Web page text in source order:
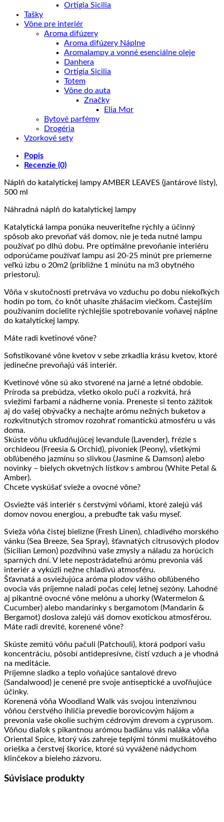
Ortigia Sicilia
Tašky
Vône pre interiér
Aroma difúzery
Aroma difúzery Náplne
Aromalampy a vonné esenciálne oleje
Danhera
Ortigia Sicilia
Totem
Vône do auta
Značky
Elia Mor
Bytové parfémy
Drogéria
Vzorkové sety
Popis
Recenzie (0)
Náplň do katalytickej lampy AMBER LEAVES (jantárové listy),
500 ml
Náhradná náplň do katalytickej lampy
Katalytická lampa ponúka neuveriteľne rýchly a účinný
spôsob ako prevoňať váš domov, nie je teda nutné lampu
používať po dlhú dobu. Pre optimálne prevoňanie interiéru
odporúčame používať lampu asi 20-25 minút pre priemerne
veľkú izbu o 20m2 (približne 1 minútu na m3 obytného
priestoru).
Vôňa v skutočnosti pretrváva vo vzduchu po dobu niekoľkých
hodín po tom, čo knôt uhasíte zhášacím viečkom. Častejším
používaním docielite rýchlejšie spotrebovanie voňavej náplne
do katalytickej lampy.
Máte radi kvetinové vône?
Sofistikované vône kvetov v sebe zrkadlia krásu kvetov, ktoré
jedinečne prevoňajú váš interiér.
Kvetinové vône sú ako stvorené na jarné a letné obdobie.
Príroda sa prebúdza, všetko okolo pučí a rozkvitá, hrá
sviežimi farbami a nádherne vonia. Preneste si tento zážitok
aj do vašej obývačky a nechajte arómu nežných buketov a
rozkvitnutých stromov rozohrať romantickú atmosféru u vás
doma.
Skúste vôňu ukľudňujúcej levandule (Lavender), frézie s
orchideou (Freesia & Orchid), pivoniek (Peony), všetkými
obľúbeného jazmínu so slivkou (Jasmine & Damson) alebo
novinky – bielych okvetných lístkov s ambrou (White Petal &
Amber).
Chcete vyskúšať svieže a ovocné vône?
Osviežte váš interiér s čerstvými vôňami, ktoré zalejú váš
domov novou energiou, a prebuďte tak vašu myseľ.
Svieža vôňa čistej bielizne (Fresh Linen), chladivého morského
vánku (Sea Breeze, Sea Spray), šťavnatých citrusových plodov
(Sicilian Lemon) pozdvihnú vaše zmysly a náladu za horúcich
sparných dní. V lete nepostrádateľnú arómu prevonia váš
interiér a vykúzli nežne chladivú atmosféru.
Šťavnatá a osviežujúca aróma plodov vášho obľúbeného
ovocia vás príjemne naladí počas celej letnej sezóny. Lahodné
aj pikantné ovocné vône melónu a uhorky (Watermelon &
Cucumber) alebo mandarínky s bergamotom (Mandarin &
Bergamot) doslova zalejú váš domov exotickou atmosférou.
Máte radi drevité, korenené vône?
Skúste zemitú vôňu pačuli (Patchouli), ktorá podporí vašu
koncentráciu, pôsobí antidepresívne, čistí vzduch a je vhodná
na meditácie.
Príjemne sladko a teplo voňajúce santalové drevo
(Sandalwood) je cenené pre svoje antiseptické a uvoľňujúce
účinky.
Korenená vôňa Woodland Walk vás svojou intenzívnou
vôňou čerstvého ihličia prevedie borovicovým hájom a
prevonia vaše okolie suchým cédrovým drevom a cyprusom.
Vôňou diaľok s pikantnou arómou badiánu vás naláka vôňa
Oriental Spice, ktorý vás zahreje teplými tónmi muškátového
orieška a čerstvej škorice, ktoré sú vyvážené nádychom
klinčekov a bieleho zázvoru.
Súvisiace produkty